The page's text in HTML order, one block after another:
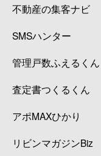
不動産の集客ナビ
SMSハンター
管理戸数ふえるくん
査定書つくるくん
アポMAXひかり
リビンマガジンBiz